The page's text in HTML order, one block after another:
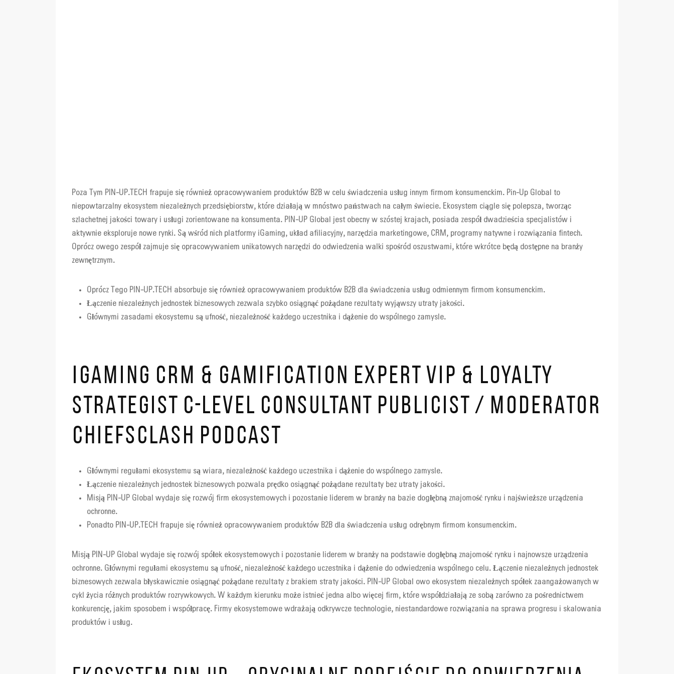
Poza Tym PIN-UP.TECH frapuje się również opracowywaniem produktów B2B w celu świadczenia usług innym firmom konsumenckim. Pin-Up Global to
niepowtarzalny ekosystem niezależnych przedsiębiorstw, które działają w mnóstwo państwach na całym świecie. Ekosystem ciągle się polepsza, tworząc
szlachetnej jakości towary i usługi zorientowane na konsumenta. PIN-UP Global jest obecny w szóstej krajach, posiada zespół dwadzieścia specjalistów i
aktywnie eksploruje nowe rynki. Są wśród nich platformy iGaming, układ afiliacyjny, narzędzia marketingowe, CRM, programy natywne i rozwiązania fintech.
Oprócz owego zespół zajmuje się opracowywaniem unikatowych narzędzi do odwiedzenia walki spośród oszustwami, które wkrótce będą dostępne na branży
zewnętrznym.
Oprócz Tego PIN-UP.TECH absorbuje się również opracowywaniem produktów B2B dla świadczenia usług odmiennym firmom konsumenckim.
Łączenie niezależnych jednostek biznesowych zezwala szybko osiągnąć pożądane rezultaty wyjąwszy utraty jakości.
Głównymi zasadami ekosystemu są ufność, niezależność każdego uczestnika i dążenie do wspólnego zamysle.
IGAMING CRM & GAMIFICATION EXPERT VIP & LOYALTY
STRATEGIST C-LEVEL CONSULTANT PUBLICIST / MODERATOR
CHIEFSCLASH PODCAST
Głównymi regułami ekosystemu są wiara, niezależność każdego uczestnika i dążenie do wspólnego zamysle.
Łączenie niezależnych jednostek biznesowych pozwala prędko osiągnąć pożądane rezultaty bez utraty jakości.
Misją PIN-UP Global wydaje się rozwój firm ekosystemowych i pozostanie liderem w branży na bazie dogłębną znajomość rynku i najświeższe urządzenia
ochronne.
Ponadto PIN-UP.TECH frapuje się również opracowywaniem produktów B2B dla świadczenia usług odrębnym firmom konsumenckim.
Misją PIN-UP Global wydaje się rozwój spółek ekosystemowych i pozostanie liderem w branży na podstawie dogłębną znajomość rynku i najnowsze urządzenia
ochronne. Głównymi regułami ekosystemu są ufność, niezależność każdego uczestnika i dążenie do odwiedzenia wspólnego celu. Łączenie niezależnych jednostek
biznesowych zezwala błyskawicznie osiągnąć pożądane rezultaty z brakiem straty jakości. PIN-UP Global owo ekosystem niezależnych spółek zaangażowanych w
cykl życia różnych produktów rozrywkowych. W każdym kierunku może istnieć jedna albo więcej firm, które współdziałają ze sobą zarówno za pośrednictwem
konkurencję, jakim sposobem i współpracę. Firmy ekosystemowe wdrażają odkrywcze technologie, niestandardowe rozwiązania na sprawa progresu i skalowania
produktów i usług.